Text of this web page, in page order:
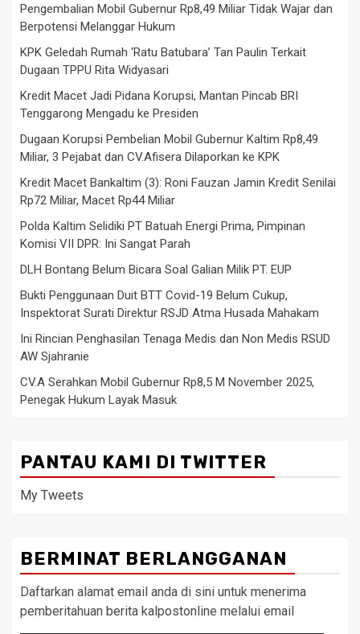
Pengembalian Mobil Gubernur Rp8,49 Miliar Tidak Wajar dan
Berpotensi Melanggar Hukum
KPK Geledah Rumah ‘Ratu Batubara’ Tan Paulin Terkait
Dugaan TPPU Rita Widyasari
Kredit Macet Jadi Pidana Korupsi, Mantan Pincab BRI
Tenggarong Mengadu ke Presiden
Dugaan Korupsi Pembelian Mobil Gubernur Kaltim Rp8,49
Miliar, 3 Pejabat dan CV.Afisera Dilaporkan ke KPK
Kredit Macet Bankaltim (3): Roni Fauzan Jamin Kredit Senilai
Rp72 Miliar, Macet Rp44 Miliar
Polda Kaltim Selidiki PT Batuah Energi Prima, Pimpinan
Komisi VII DPR: Ini Sangat Parah
DLH Bontang Belum Bicara Soal Galian Milik PT. EUP
Bukti Penggunaan Duit BTT Covid-19 Belum Cukup,
Inspektorat Surati Direktur RSJD Atma Husada Mahakam
Ini Rincian Penghasilan Tenaga Medis dan Non Medis RSUD
AW Sjahranie
CV.A Serahkan Mobil Gubernur Rp8,5 M November 2025,
Penegak Hukum Layak Masuk
PANTAU KAMI DI TWITTER
My Tweets
BERMINAT BERLANGGANAN
Daftarkan alamat email anda di sini untuk menerima
pemberitahuan berita kalpostonline melalui email